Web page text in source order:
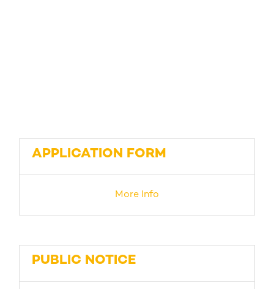
APPLICATION FORM
More Info
PUBLIC NOTICE